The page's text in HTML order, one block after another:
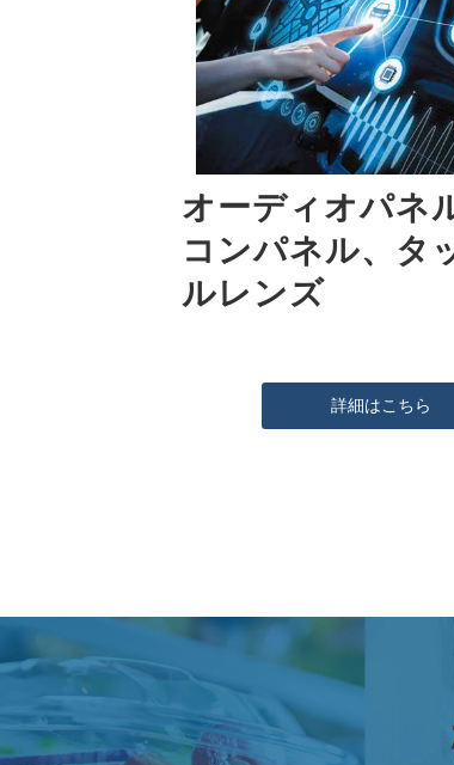
オーディオパネ
コンパネル、タ
ルレンズ
詳細はこちら